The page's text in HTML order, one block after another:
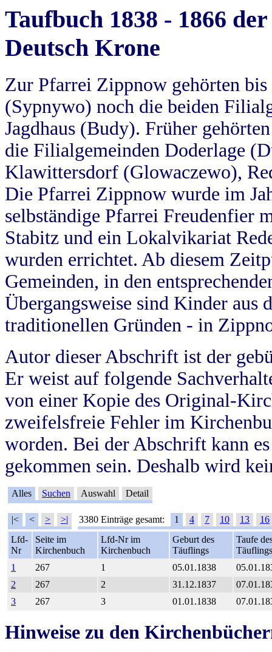
Taufbuch 1838 - 1866
Deutsch Krone
Zur Pfarrei Zippnow gehörten
(Sypnywo) noch die beiden
Jagdhaus (Budy). Früher
die Filialgemeinden Doderlage
Klawittersdorf (Glowaczewo),
Die Pfarrei Zippnow wurde im
selbständige Pfarrei Freudenfier
Stabitz und ein Lokalvikariat
wurden errichtet. Ab diesem
Gemeinden, in den
Übergangsweise sind Kinder aus
traditionellen Gründen - in
Autor dieser Abschrift ist der
Er weist auf folgende
von einer Kopie des Original-
zweifelsfreie Fehler im
worden. Bei der Abschrift kann
gekommen sein. Deshalb wird
Alles Suchen Auswahl Detail
|< < > >| 3380 Einträge gesamt: 1 4 7 10 13
16
Lfd-
Nr
Seite im
Kirchenbuch
Lfd-Nr im
Kirchenbuch
Geburt des
Täuflings
Taufe
Täuflings
1
267 1 05.01.1838
2
267 2 31.12.1837
3
267 3 01.01.1838
Hinweise zu den